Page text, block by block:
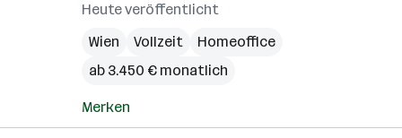
Heute veröffentlicht
Wien
Vollzeit
Homeoffice
ab 3.450 € monatlich
Merken